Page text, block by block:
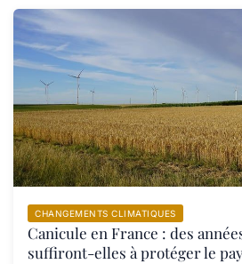
CHANGEMENTS CLIMATIQUES
Canicule en France : des
suffiront-elles à protéger le